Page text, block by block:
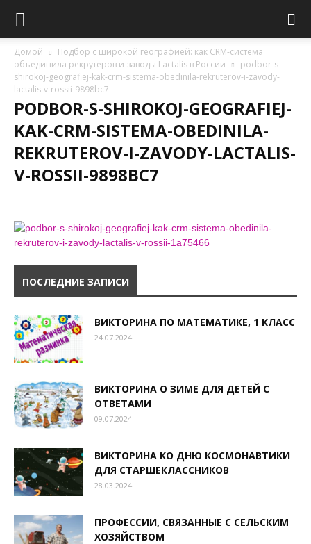
Домой
Подбор с широкой географией: как CRM-система
объединила рекрутеров и заводы Lactalis в России
podbor-s-
shirokoj-geografiej-kak-crm-sistema-obedinila-rekruterov-i-zavody-
lactalis-v-rossii-9898bc7
PODBOR-S-SHIROKOJ-GEOGRAFIEJ-
KAK-CRM-SISTEMA-OBEDINILA-
REKRUTEROV-I-ZAVODY-LACTALIS-
V-ROSSII-9898BC7
ПОСЛЕДНИЕ ЗАПИСИ
ВИКТОРИНА ПО МАТЕМАТИКЕ, 1 КЛАСС
24.07.2024
ВИКТОРИНА О ЗИМЕ ДЛЯ ДЕТЕЙ С
ОТВЕТАМИ
09.07.2024
ВИКТОРИНА КО ДНЮ КОСМОНАВТИКИ
ДЛЯ СТАРШЕКЛАССНИКОВ
28.03.2024
ПРОФЕССИИ, СВЯЗАННЫЕ С СЕЛЬСКИМ
ХОЗЯЙСТВОМ